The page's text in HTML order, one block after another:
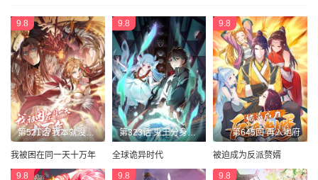
第521话 我本就没打算躲
9.8
我被困在同一天十万年
第323话 鬼王分身灭！
9.8
全球诡异时代
第645回 再入地府
9.8
被迫成为反派赘婿
9.8 9.8 9.8